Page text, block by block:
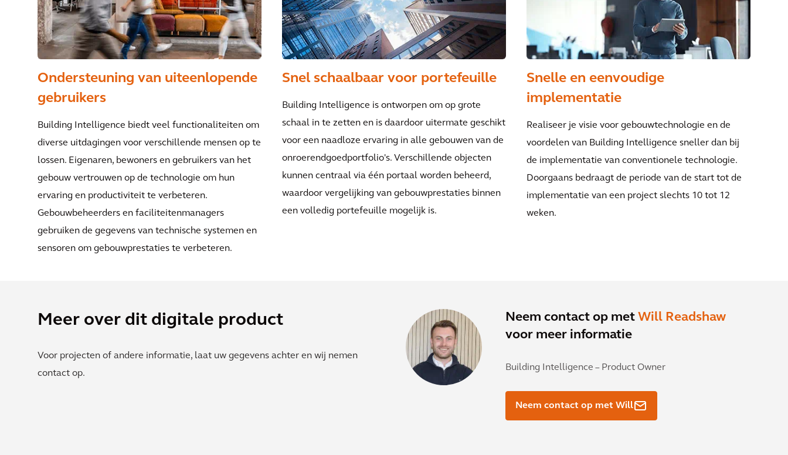
Ondersteuning van uiteenlopende
gebruikers
Building Intelligence biedt veel functionaliteiten om
diverse uitdagingen voor verschillende mensen op te
lossen. Eigenaren, bewoners en gebruikers van het
gebouw vertrouwen op de technologie om hun
ervaring en productiviteit te verbeteren.
Gebouwbeheerders en faciliteitenmanagers
gebruiken de gegevens van technische systemen en
sensoren om gebouwprestaties te verbeteren.
Snel schaalbaar voor portefeuille
Building Intelligence is ontworpen om op grote
schaal in te zetten en is daardoor uitermate geschikt
voor een naadloze ervaring in alle gebouwen van de
onroerendgoedportfolio's. Verschillende objecten
kunnen centraal via één portaal worden beheerd,
waardoor vergelijking van gebouwprestaties binnen
een volledig portefeuille mogelijk is.
Snelle en eenvoudige
implementatie
Realiseer je visie voor gebouwtechnologie en de
voordelen van Building Intelligence sneller dan bij
de implementatie van conventionele technologie.
Doorgaans bedraagt de periode van de start tot de
implementatie van een project slechts 10 tot 12
weken.
Meer over dit digitale product
Voor projecten of andere informatie, laat uw gegevens achter en wij nemen
contact op.
Neem contact op met Will Readshaw
voor meer informatie
Building Intelligence – Product Owner
Neem contact op met Will